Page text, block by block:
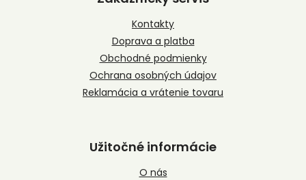
Kontakty
Doprava a platba
Obchodné podmienky
Ochrana osobných údajov
Reklamácia a vrátenie tovaru
Užitočné informácie
O nás